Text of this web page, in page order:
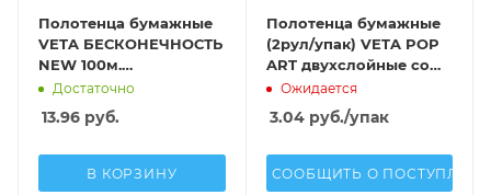
Полотенца бумажные
VETA БЕСКОНЕЧНОСТЬ
NEW 100м.
двухслойные со
втулкой 100%
целлюлоза
Достаточно
13.96 руб.
В КОРЗИНУ
Полотенца бумажные
(2рул/упак) VETA POP
ART двухслойные со
втулкой 100%
целлюлоза
Ожидается
3.04руб./упак
СООБЩИТЬ О